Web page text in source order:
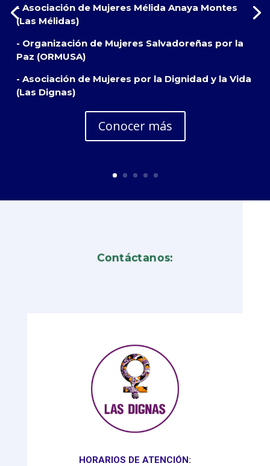
- Asociación de Mujeres Mélida Anaya Montes
(Las Mélidas)
- Organización de Mujeres Salvadoreñas por la
Paz (ORMUSA)
- Asociación de Mujeres por la Dignidad y la Vida
(Las Dignas)
Conocer más
Contáctanos:
HORARIOS DE ATENCIÓN: